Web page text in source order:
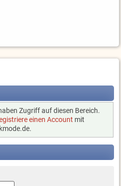
Zugriff auf diesen Bereich.
einen Account mit